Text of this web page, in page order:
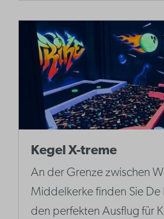
Kegel X-treme
An der Grenze zwischen
Middelkerke finden Sie De
den perfekten Ausflug für